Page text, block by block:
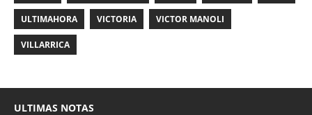
ULTIMAHORA VICTORIA VICTOR MANOLI
VILLARRICA
ULTIMAS NOTAS